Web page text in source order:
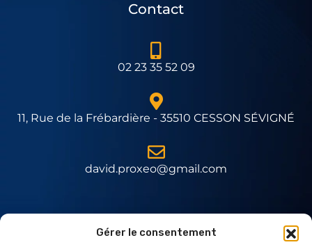
Gérer le consentement
Contact
02 23 35 52 09
11, Rue de la Frébardière - 35510 CESSON SÉVIGNÉ
david.proxeo@gmail.com
Expert Daitem